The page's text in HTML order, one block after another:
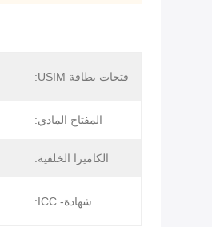
فتحات بطاقة USIM:
المفتاح المادي:
الكاميرا الخلفية:
شهادة- ICC: